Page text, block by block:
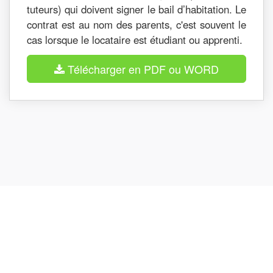
tuteurs) qui doivent signer le bail d’habitation. Le
contrat est au nom des parents, c'est souvent le
cas lorsque le locataire est étudiant ou apprenti.
Télécharger en PDF ou WORD